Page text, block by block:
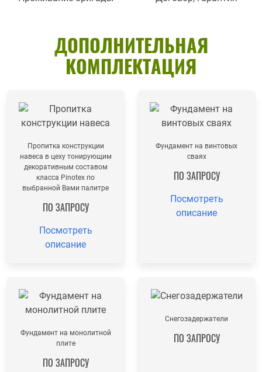
ДОПОЛНИТЕЛЬНАЯ
КОМПЛЕКТАЦИЯ
Пропитка конструкции
навеса в цеху тонирующим
декоративным составом
класса Pinotex по
выбранной Вами палитре
ПО ЗАПРОСУ
Посмотреть
описание
Фундамент на винтовых
сваях
ПО ЗАПРОСУ
Посмотреть
описание
Фундамент на монолитной
плите
ПО ЗАПРОСУ
Снегозадержатели
ПО ЗАПРОСУ